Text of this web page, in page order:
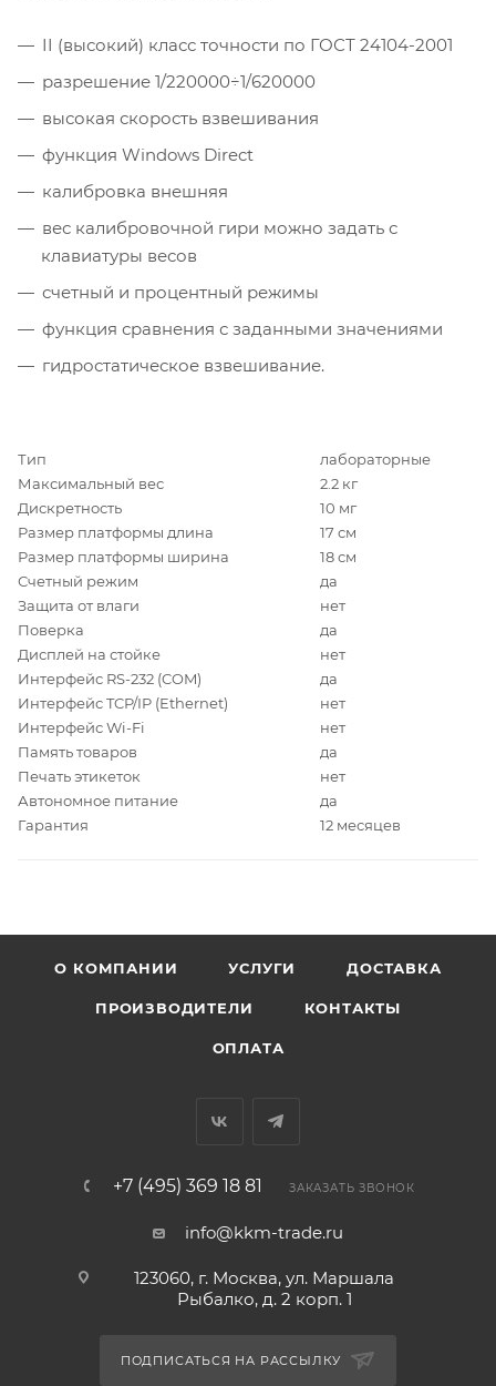
II (высокий) класс точности по ГОСТ 24104-2001
разрешение 1/220000÷1/620000
высокая скорость взвешивания
функция Windows Direct
калибровка внешняя
вес калибровочной гири можно задать с
клавиатуры весов
счетный и процентный режимы
функция сравнения с заданными значениями
гидростатическое взвешивание.
Тип
лабораторные
Максимальный вес
2.2 кг
Дискретность
10 мг
Размер платформы длина
17 см
Размер платформы ширина
18 см
Счетный режим
да
Защита от влаги
нет
Поверка
да
Дисплей на стойке
нет
Интерфейс RS-232 (COM)
да
Интерфейс TCP/IP (Ethernet)
нет
Интерфейс Wi-Fi
нет
Память товаров
да
Печать этикеток
нет
Автономное питание
да
Гарантия
12 месяцев
О КОМПАНИИ УСЛУГИ ДОСТАВКА
ПРОИЗВОДИТЕЛИ КОНТАКТЫ
ОПЛАТА
+7 (495) 369 18 81 ЗАКАЗАТЬ ЗВОНОК
info@kkm-trade.ru
123060, г. Москва, ул. Маршала
Рыбалко, д. 2 корп. 1
ПОДПИСАТЬСЯ НА РАССЫЛКУ